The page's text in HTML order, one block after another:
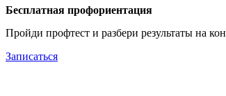
Бесплатная профориентация
Пройди профтест и разбери результаты на
Записаться